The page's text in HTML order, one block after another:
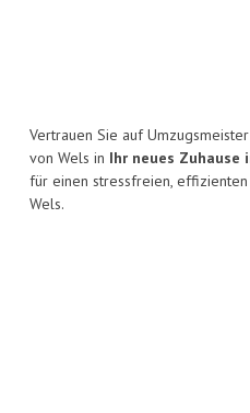
Vertrauen Sie auf
von Wels in Ihr neues Zuhause
für einen stressfreien,
Wels.